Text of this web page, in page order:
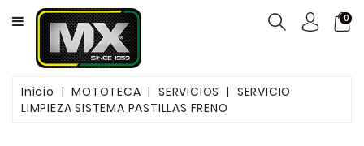
CATEGORY
NEUMÁTICOS
ACEITES
0
Inicio MOTOTECA SERVICIOS
SERVICIO
LIMPIEZA SISTEMA PASTILLAS FRENO